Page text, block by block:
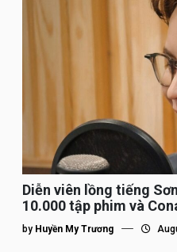
Diễn viên lồng tiếng
10.000 tập phim và
nhất”
by Huyền My Trương